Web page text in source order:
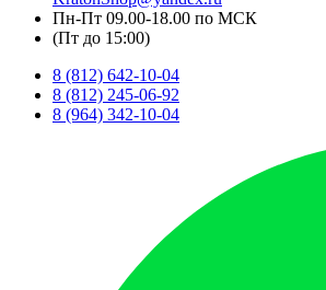
Пн-Пт 09.00-18.00 по МСК
(Пт до 15:00)
8 (812) 642-10-04
8 (812) 245-06-92
8 (964) 342-10-04